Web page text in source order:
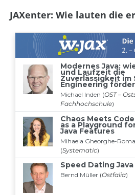
JAXenter: Wie lauten die